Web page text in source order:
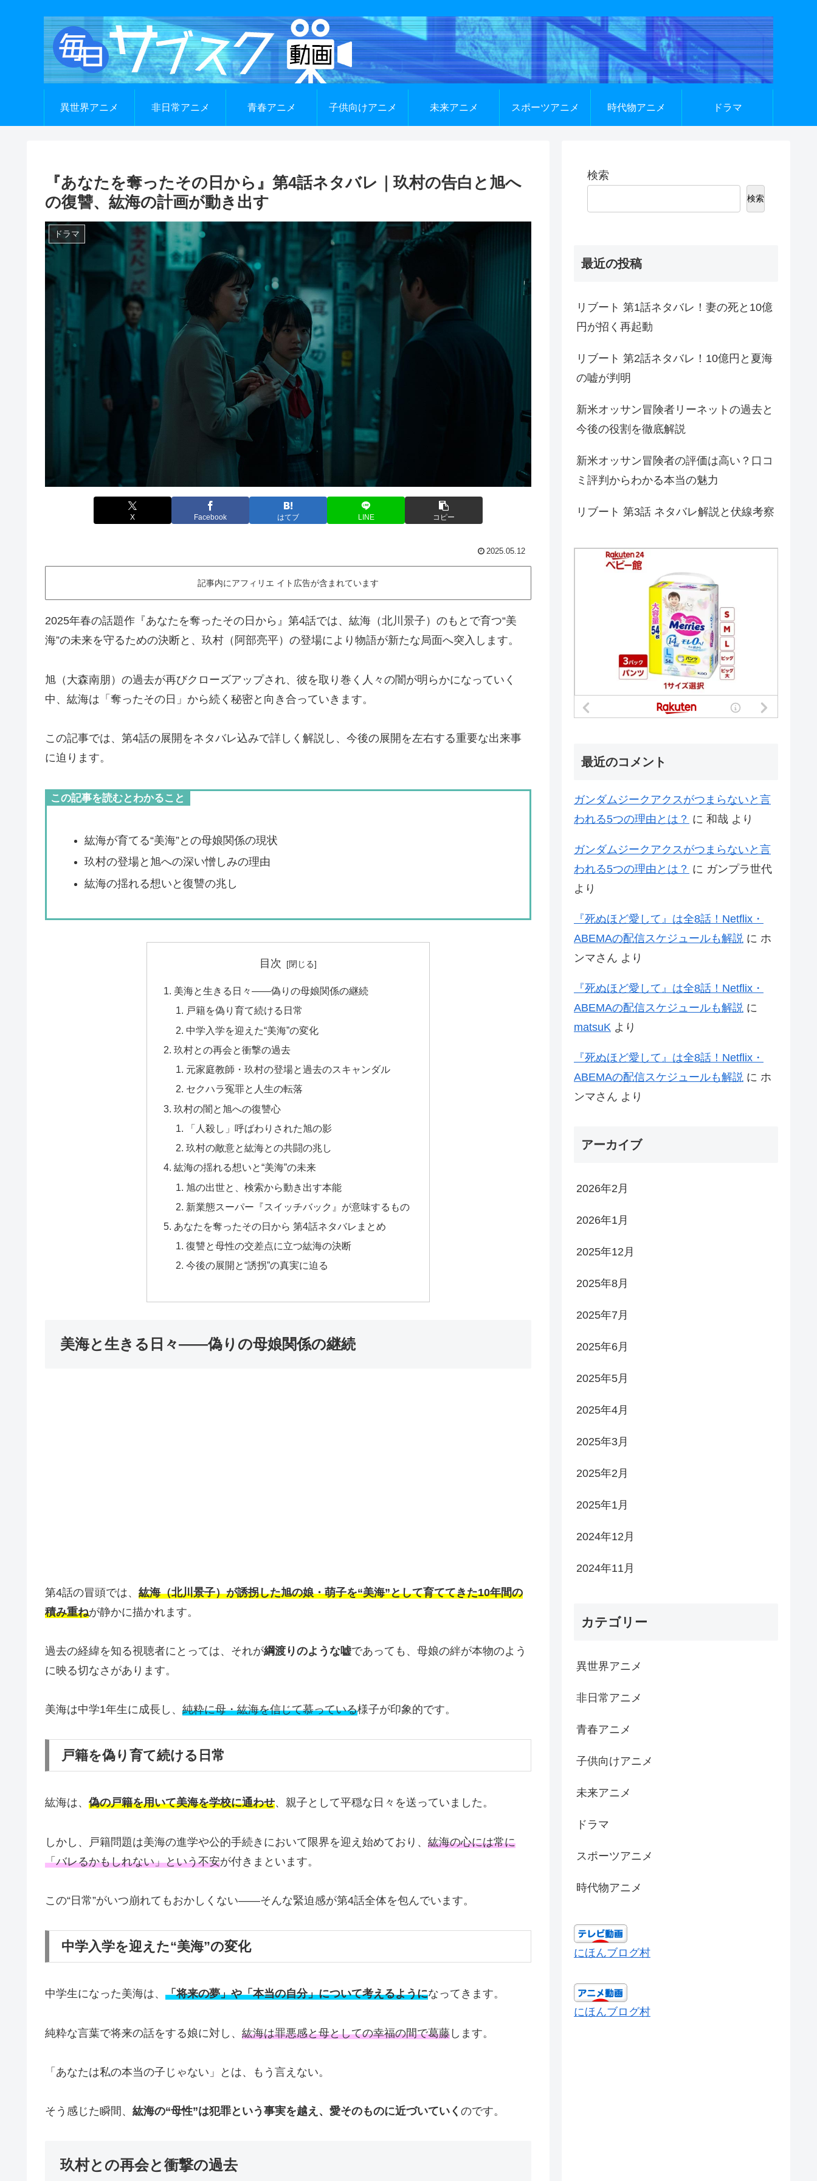
異世界アニメ 非日常アニメ 青春アニメ 子供向けアニメ 未来アニメ スポーツアニメ 時代物アニメ ドラマ
『あなたを奪ったその日から』第4話ネタバレ｜玖村の告白と旭へ
の復讐、紘海の計画が動き出す
ドラマ
X Facebook はてブ LINE コピー
2025.05.12
記事内にアフィリエ イト広告が含まれています
2025年春の話題作『あなたを奪ったその日から』第4話では、紘海（北川景子）のもとで育つ“美
海”の未来を守るための決断と、玖村（阿部亮平）の登場により物語が新たな局面へ突入します。
旭（大森南朋）の過去が再びクローズアップされ、彼を取り巻く人々の闇が明らかになっていく
中、紘海は「奪ったその日」から続く秘密と向き合っていきます。
この記事では、第4話の展開をネタバレ込みで詳しく解説し、今後の展開を左右する重要な出来事
に迫ります。
この記事を読むとわかること
紘海が育てる“美海”との母娘関係の現状
玖村の登場と旭への深い憎しみの理由
紘海の揺れる想いと復讐の兆し
目次
美海と生きる日々――偽りの母娘関係の継続
戸籍を偽り育て続ける日常
中学入学を迎えた“美海”の変化
玖村との再会と衝撃の過去
元家庭教師・玖村の登場と過去のスキャンダル
セクハラ冤罪と人生の転落
玖村の闇と旭への復讐心
「人殺し」呼ばわりされた旭の影
玖村の敵意と紘海との共闘の兆し
紘海の揺れる想いと“美海”の未来
旭の出世と、検索から動き出す本能
新業態スーパー『スイッチバック』が意味するもの
あなたを奪ったその日から 第4話ネタバレまとめ
復讐と母性の交差点に立つ紘海の決断
今後の展開と“誘拐”の真実に迫る
美海と生きる日々――偽りの母娘関係の継続
第4話の冒頭では、 紘海（北川景子）が誘拐した旭の娘・萌子を“美海”として育ててきた10年間の
積み重ねが静かに描かれます。
過去の経緯を知る視聴者にとっては、それが綱渡りのような嘘であっても、母娘の絆が本物のよう
に映る切なさがあります。
美海は中学1年生に成長し、 純粋に母・紘海を信じて慕っている様子が印象的です。
戸籍を偽り育て続ける日常
紘海は、 偽の戸籍を用いて美海を学校に通わせ、親子として平穏な日々を送っていました。
しかし、戸籍問題は美海の進学や公的手続きにおいて限界を迎え始めており、 紘海の心には常に
「バレるかもしれない」という不安が付きまといます。
この“日常”がいつ崩れてもおかしくない――そんな緊迫感が第4話全体を包んでいます。
中学入学を迎えた“美海”の変化
中学生になった美海は、 「将来の夢」や「本当の自分」について考えるようになってきます。
純粋な言葉で将来の話をする娘に対し、 紘海は罪悪感と母としての幸福の間で葛藤 します。
「あなたは私の本当の子じゃない」とは、もう言えない。
そう感じた瞬間、 紘海の“母性”は犯罪という事実を越え、愛そのものに近づいていく のです。
玖村との再会と衝撃の過去
検索
検索
最近の投稿
リブート 第1話ネタバレ！妻の死と10億
円が招く再起動
リブート 第2話ネタバレ！10億円と夏海
の嘘が判明
新米オッサン冒険者リーネットの過去と
今後の役割を徹底解説
新米オッサン冒険者の評価は高い？口コ
ミ評判からわかる本当の魅力
リブート 第3話 ネタバレ解説と伏線考察
最近のコメント
ガンダムジークアクスがつまらないと言
われる5つの理由とは？ に 和哉 より
ガンダムジークアクスがつまらないと言
われる5つの理由とは？ に ガンプラ世代
より
『死ぬほど愛して』は全8話！Netflix・
ABEMAの配信スケジュールも解説 に ホ
ンマさん より
『死ぬほど愛して』は全8話！Netflix・
ABEMAの配信スケジュールも解説 に
matsuK より
『死ぬほど愛して』は全8話！Netflix・
ABEMAの配信スケジュールも解説 に ホ
ンマさん より
アーカイブ
2026年2月
2026年1月
2025年12月
2025年8月
2025年7月
2025年6月
2025年5月
2025年4月
2025年3月
2025年2月
2025年1月
2024年12月
2024年11月
カテゴリー
異世界アニメ
非日常アニメ
青春アニメ
子供向けアニメ
未来アニメ
ドラマ
スポーツアニメ
時代物アニメ
にほんブログ村
にほんブログ村